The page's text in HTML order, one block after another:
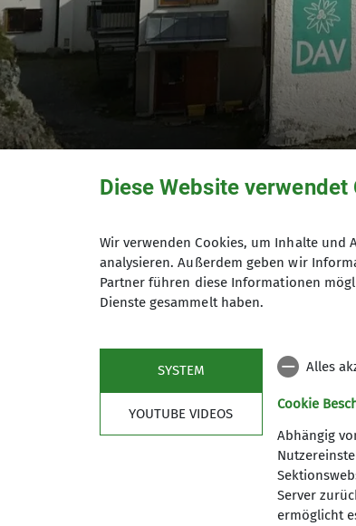
Diese Website verwendet
Wir verwenden Cookies, um Inhalte
analysieren. Außerdem geben wir
Partner führen diese Informationen
Dienste gesammelt haben.
SYSTEM
YOUTUBE VIDEOS
Alles
Cookie
Abhängig
Server
ermöglicht